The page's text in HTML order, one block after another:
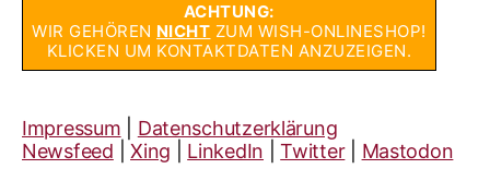
ACHTUNG:
WIR GEHÖREN NICHT ZUM WISH-ONLINESHOP!
KLICKEN UM KONTAKTDATEN ANZUZEIGEN.
Impressum
Datenschutzerklärung
Newsfeed |Xing LinkedIn |Twitter Mastodon